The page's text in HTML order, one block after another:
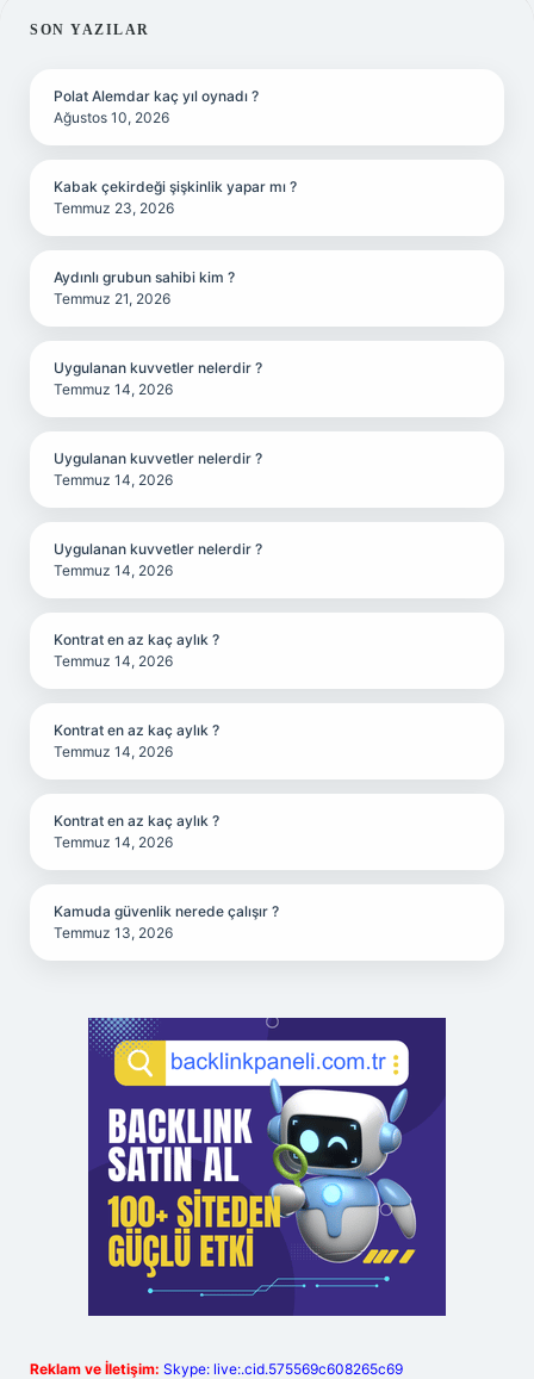
SIDEBAR
SON YAZILAR
Polat Alemdar kaç yıl oynadı ?
Ağustos 10, 2026
Kabak çekirdeği şişkinlik yapar mı ?
Temmuz 23, 2026
Aydınlı grubun sahibi kim ?
Temmuz 21, 2026
Uygulanan kuvvetler nelerdir ?
Temmuz 14, 2026
Uygulanan kuvvetler nelerdir ?
Temmuz 14, 2026
Uygulanan kuvvetler nelerdir ?
Temmuz 14, 2026
Kontrat en az kaç aylık ?
Temmuz 14, 2026
Kontrat en az kaç aylık ?
Temmuz 14, 2026
Kontrat en az kaç aylık ?
Temmuz 14, 2026
Kamuda güvenlik nerede çalışır ?
Temmuz 13, 2026
Reklam ve İletişim: Skype: live:.cid.575569c608265c69